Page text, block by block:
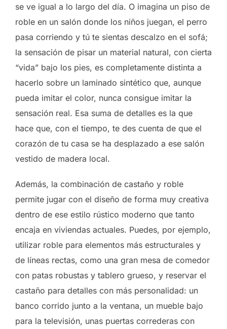
se ve igual a lo largo del día. O imagina un piso de
roble en un salón donde los niños juegan, el perro
pasa corriendo y tú te sientas descalzo en el sofá;
la sensación de pisar un material natural, con cierta
“vida” bajo los pies, es completamente distinta a
hacerlo sobre un laminado sintético que, aunque
pueda imitar el color, nunca consigue imitar la
sensación real. Esa suma de detalles es la que
hace que, con el tiempo, te des cuenta de que el
corazón de tu casa se ha desplazado a ese salón
vestido de madera local.
Además, la combinación de castaño y roble
permite jugar con el diseño de forma muy creativa
dentro de ese estilo rústico moderno que tanto
encaja en viviendas actuales. Puedes, por ejemplo,
utilizar roble para elementos más estructurales y
de líneas rectas, como una gran mesa de comedor
con patas robustas y tablero grueso, y reservar el
castaño para detalles con más personalidad: un
banco corrido junto a la ventana, un mueble bajo
para la televisión, unas puertas correderas con